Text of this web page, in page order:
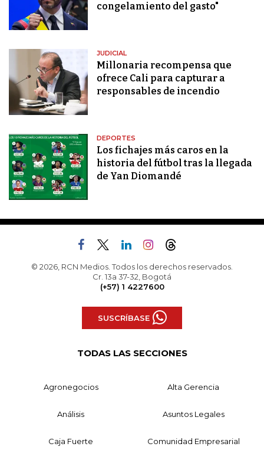
congelamiento del gasto"
JUDICIAL
Millonaria recompensa que
ofrece Cali para capturar a
responsables de incendio
DEPORTES
Los fichajes más caros en la
historia del fútbol tras la llegada
de Yan Diomandé
© 2026, RCN Medios. Todos los derechos reservados.
Cr. 13a 37-32, Bogotá
(+57) 1 4227600
SUSCRÍBASE
TODAS LAS SECCIONES
Agronegocios Alta Gerencia
Análisis Asuntos Legales
Caja Fuerte Comunidad Empresarial